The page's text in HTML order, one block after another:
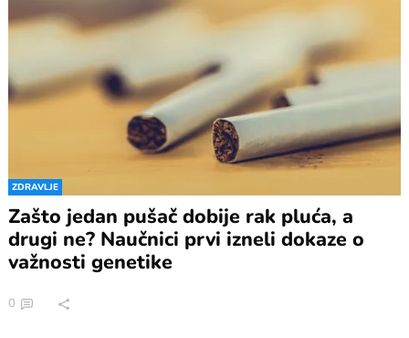
ZDRAVLJE
Zašto jedan pušač dobije rak pluća, a
drugi ne? Naučnici prvi izneli dokaze o
važnosti genetike
0